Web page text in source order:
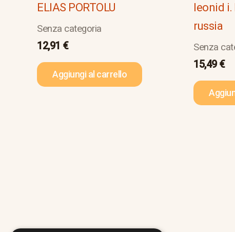
ELIAS PORTOLU
Senza categoria
12,91 €
Aggiungi al carrello
leonid
russia
Senza
15,49€